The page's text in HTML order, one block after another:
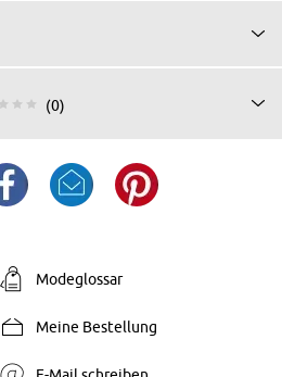
(0)
Modeglossar
Meine Bestellung